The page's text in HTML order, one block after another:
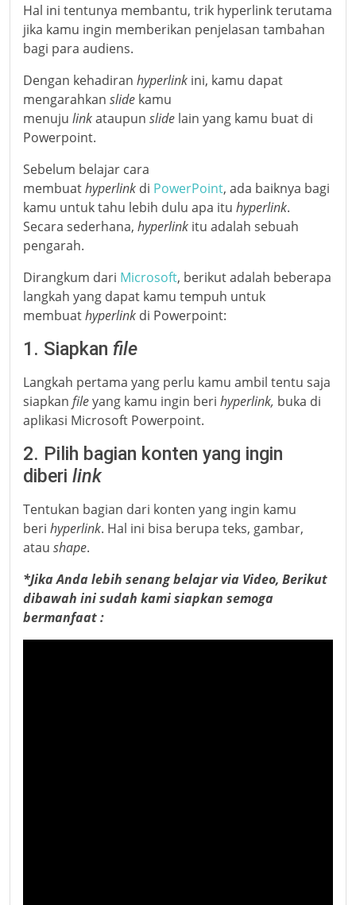
Hal ini tentunya membantu, trik hyperlink terutama
jika kamu ingin memberikan penjelasan tambahan
bagi para audiens.
Dengan kehadiran hyperlink ini, kamu dapat
mengarahkan slide kamu
menuju linkataupun slide lain yang kamu buat di
Powerpoint.
Sebelum belajar cara
membuathyperlink di PowerPoint, ada baiknya bagi
kamu untuk tahu lebih dulu apa itu hyperlink.
Secara sederhana, hyperlink itu adalah sebuah
pengarah.
Dirangkum dari Microsoft, berikut adalah beberapa
langkah yang dapat kamu tempuh untuk
membuathyperlink di Powerpoint:
1. Siapkan file
Langkah pertama yang perlu kamu ambil tentu saja
siapkan fileyang kamu ingin beri hyperlink, buka di
aplikasi Microsoft Powerpoint.
2. Pilih bagian konten yang ingin
diberi link
Tentukan bagian dari konten yang ingin kamu
beri hyperlink. Hal ini bisa berupa teks, gambar,
atau shape.
*Jika Anda lebih senang belajar via Video, Berikut
dibawah ini sudah kami siapkan semoga
bermanfaat :